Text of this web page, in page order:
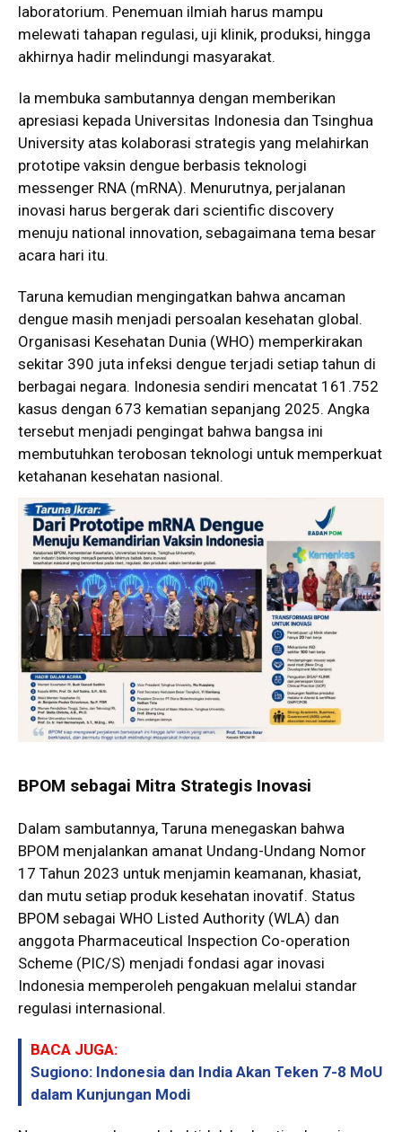
laboratorium. Penemuan ilmiah harus mampu
melewati tahapan regulasi, uji klinik, produksi, hingga
akhirnya hadir melindungi masyarakat.
Ia membuka sambutannya dengan memberikan
apresiasi kepada Universitas Indonesia dan Tsinghua
University atas kolaborasi strategis yang melahirkan
prototipe vaksin dengue berbasis teknologi
messenger RNA (mRNA). Menurutnya, perjalanan
inovasi harus bergerak dari scientific discovery
menuju national innovation, sebagaimana tema besar
acara hari itu.
Taruna kemudian mengingatkan bahwa ancaman
dengue masih menjadi persoalan kesehatan global.
Organisasi Kesehatan Dunia (WHO) memperkirakan
sekitar 390 juta infeksi dengue terjadi setiap tahun di
berbagai negara. Indonesia sendiri mencatat 161.752
kasus dengan 673 kematian sepanjang 2025. Angka
tersebut menjadi pengingat bahwa bangsa ini
membutuhkan terobosan teknologi untuk memperkuat
ketahanan kesehatan nasional.
BPOM sebagai Mitra Strategis Inovasi
Dalam sambutannya, Taruna menegaskan bahwa
BPOM menjalankan amanat Undang-Undang Nomor
17 Tahun 2023 untuk menjamin keamanan, khasiat,
dan mutu setiap produk kesehatan inovatif. Status
BPOM sebagai WHO Listed Authority (WLA) dan
anggota Pharmaceutical Inspection Co-operation
Scheme (PIC/S) menjadi fondasi agar inovasi
Indonesia memperoleh pengakuan melalui standar
regulasi internasional.
BACA JUGA:
Sugiono: Indonesia dan India Akan Teken 7-8 MoU
dalam Kunjungan Modi